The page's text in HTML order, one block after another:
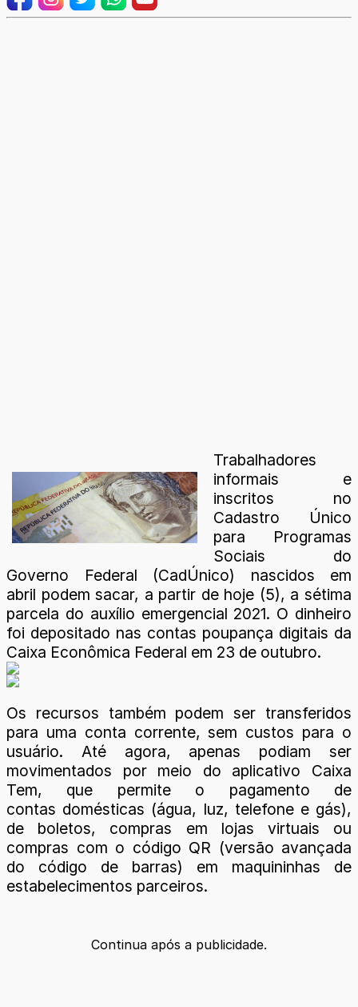
Trabalhadores
informais e
inscritos no
Cadastro Único
para Programas
Sociais do
Governo Federal (CadÚnico) nascidos em
abril podem sacar, a partir de hoje (5), a sétima
parcela do auxílio emergencial 2021. O dinheiro
foi depositado nas contas poupança digitais da
Caixa Econômica Federal em 23 de outubro.
Os recursos também podem ser transferidos
para uma conta corrente, sem custos para o
usuário. Até agora, apenas podiam ser
movimentados por meio do aplicativo Caixa
Tem, que permite o pagamento de
contas domésticas (água, luz, telefone e gás),
de boletos, compras em lojas virtuais ou
compras com o código QR (versão avançada
do código de barras) em maquininhas de
estabelecimentos parceiros.
Continua após a publicidade.